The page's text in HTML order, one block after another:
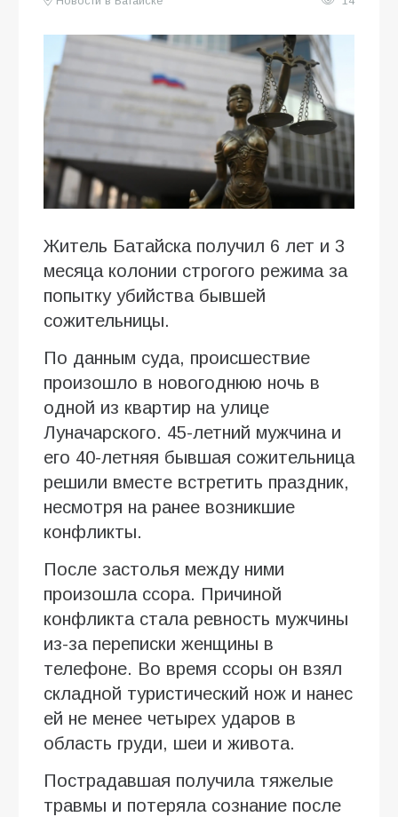
Житель Батайска получил 6 лет и 3
месяца колонии строгого режима за
попытку убийства бывшей
сожительницы.
По данным суда, происшествие
произошло в новогоднюю ночь в
одной из квартир на улице
Луначарского. 45-летний мужчина и
его 40-летняя бывшая сожительница
решили вместе встретить праздник,
несмотря на ранее возникшие
конфликты.
После застолья между ними
произошла ссора. Причиной
конфликта стала ревность мужчины
из-за переписки женщины в
телефоне. Во время ссоры он взял
складной туристический нож и нанес
ей не менее четырех ударов в
область груди, шеи и живота.
Пострадавшая получила тяжелые
травмы и потеряла сознание после